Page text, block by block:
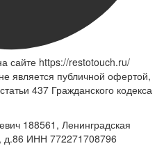
сайте https://restotouch.ru/
является публичной офертой,
437 Гражданского кодекса
188561, Ленинградская
д.86 ИНН 772271708796